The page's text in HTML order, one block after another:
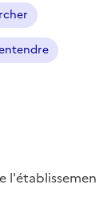
l'établissemen